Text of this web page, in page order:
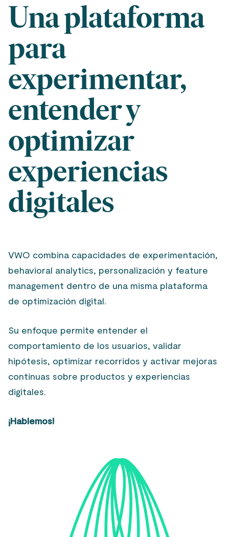
Una plataforma
para
experimentar,
entender y
optimizar
experiencias
digitales
VWO combina capacidades de experimentación,
behavioral analytics, personalización y feature
management dentro de una misma plataforma
de optimización digital.
Su enfoque permite entender el
comportamiento de los usuarios, validar
hipótesis, optimizar recorridos y activar mejoras
continuas sobre productos y experiencias
digitales.
¡Hablemos!